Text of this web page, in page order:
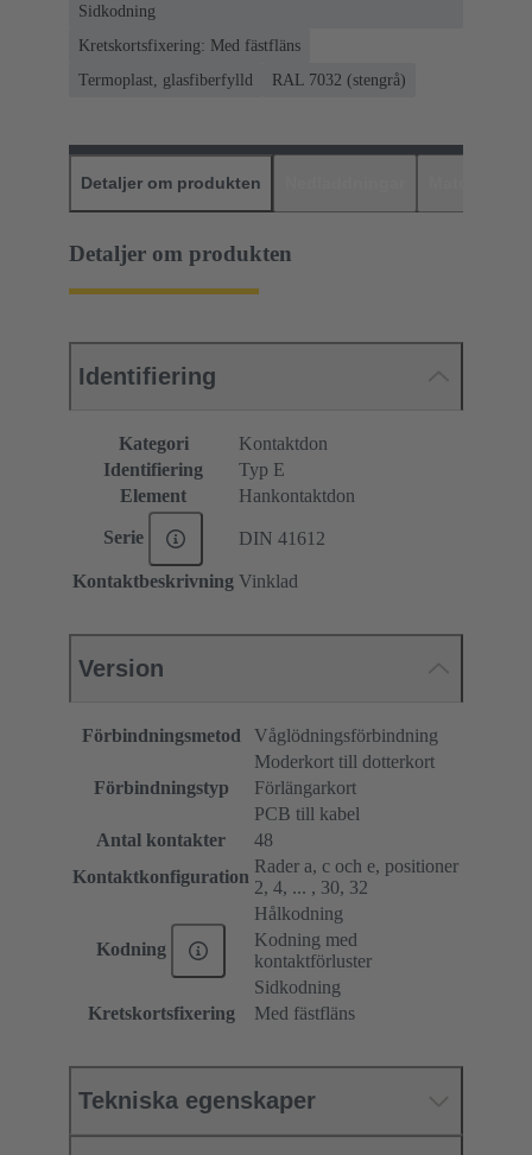
Sidkodning
Kretskortsfixering: Med fästfläns
Termoplast, glasfiberfylld
RAL 7032 (stengrå)
Detaljer om produkten
Detaljer om produkten
Identifiering
Kategori
Kontaktdon
Identifiering
Typ E
Element
Hankontaktdon
Serie DIN 41612
Kontaktbeskrivning Vinklad
Version
Förbindningsmetod Våglödningsförbindning
Förbindningstyp
Moderkort till dotterkort
Förlängarkort
PCB till kabel
Antal kontakter
48
Kontaktkonfiguration
Rader a, c och e, positioner
2, 4, ... , 30, 32
Kodning
Hålkodning
Kodning med
kontaktförluster
Sidkodning
Kretskortsfixering
Med fästfläns
Tekniska egenskaper